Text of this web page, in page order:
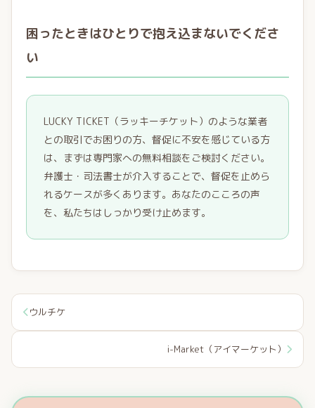
困ったときはひとりで抱え込まないでくださ
い
LUCKY TICKET（ラッキーチケット）のような業者
との取引でお困りの方、督促に不安を感じている方
は、まずは専門家への無料相談をご検討ください。
弁護士・司法書士が介入することで、督促を止めら
れるケースが多くあります。あなたのこころの声
を、私たちはしっかり受け止めます。
ウルチケ
i-Market（アイマーケット）